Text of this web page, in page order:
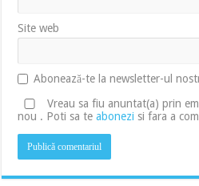
Site web
Abonează-te la newsletter-ul
Vreau sa fiu anuntat(a) prin
nou . Poti sa teabonezi si fara a